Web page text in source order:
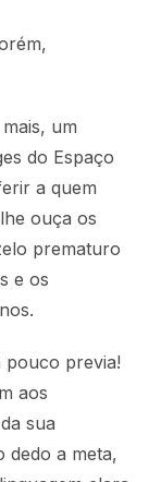
um
do Espaço
a quem
ouça os
prematuro
e os
pouco previa!
aos
sua
a meta,